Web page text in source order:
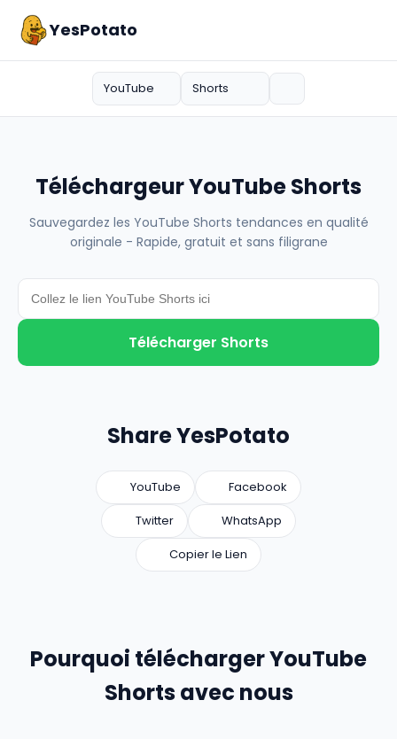
YesPotato
YouTube Shorts
Téléchargeur YouTube Shorts
Sauvegardez les YouTube Shorts tendances en qualité
originale - Rapide, gratuit et sans filigrane
Télécharger Shorts
Share YesPotato
YouTube
Facebook
Twitter
WhatsApp
Copier le Lien
Pourquoi télécharger YouTube
Shorts avec nous